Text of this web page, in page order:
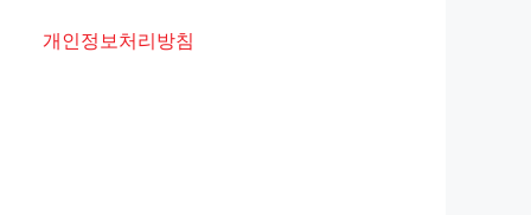
개인정보처리방침